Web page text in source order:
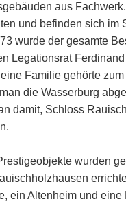
aus
und befinden sich im
wurde der gesamte
Legationsrat
Familie gehörte
die Wasserburg
damit, Schloss
wurden
ein Altenheim und eine